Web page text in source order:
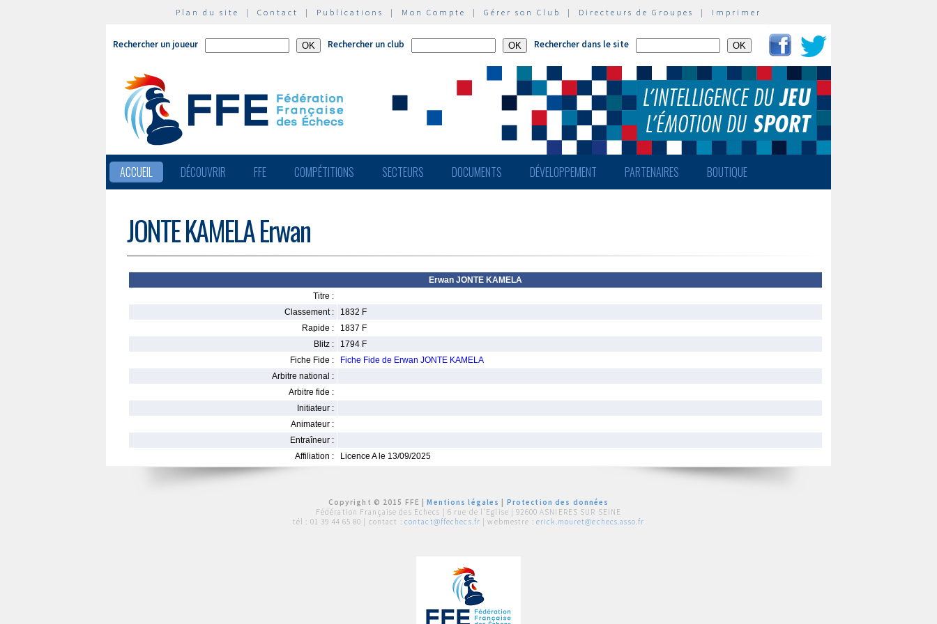
Plan du site | Contact | Publications | Mon Compte | Gérer son Club | Directeurs de Groupes | Imprimer
Rechercher un joueur Rechercher un club Rechercher dans le site
ACCUEIL DÉCOUVRIR FFE COMPÉTITIONS SECTEURS DOCUMENTS DÉVELOPPEMENT PARTENAIRES BOUTIQUE
JONTE KAMELA Erwan
Erwan JONTE KAMELA
Titre :
Classement :
1832 F
Rapide :
1837 F
Blitz :
1794 F
Fiche Fide :
Fiche Fide de Erwan JONTE KAMELA
Arbitre national :
Arbitre fide :
Initiateur :
Animateur :
Entraîneur :
Affiliation :
Licence A le 13/09/2025
Copyright © 2015 FFE |Mentions légales
Protection des données
Fédération Française des Echecs | 6 rue de l'Eglise | 92600 ASNIERES SUR SEINE
tél : 01 39 44 65 80 | contact : contact@ffechecs.fr | webmestre : erick.mouret@echecs.asso.fr